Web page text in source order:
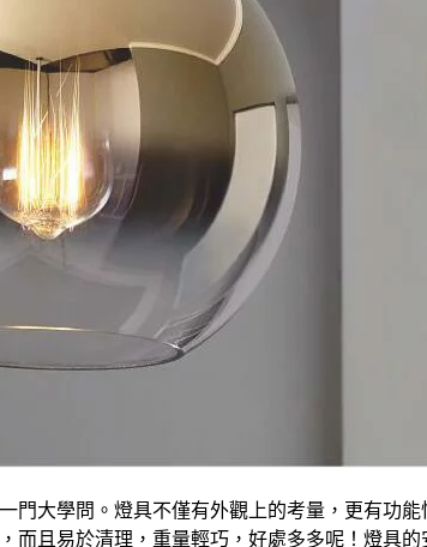
門大學問。燈具不僅有外觀上的考量，更有功
而且易於清理，重量輕巧，好處多多呢！燈具